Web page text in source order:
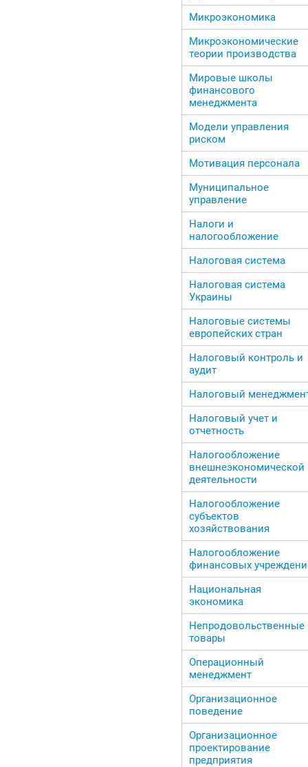
Микроэкономика
Микроэкономические
теории производства
Мировые школы
финансового
менеджмента
Модели управления
риском
Мотивация персонала
Муниципальное
управление
Налоги и
налогообложение
Налоговая система
Налоговая система
Украины
Налоговые системы
европейских стран
Налоговый контроль и
аудит
Налоговый
Налоговый учет и
отчетность
Налогообложение
внешнеэкономической
деятельности
Налогообложение
субъектов
хозяйствования
Налогообложение
финансовых
Национальная
экономика
Непродовольственные
товары
Операционный
менеджмент
Организационное
поведение
Организационное
проектирование
предприятия